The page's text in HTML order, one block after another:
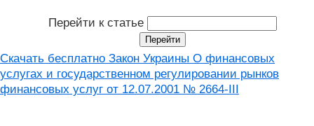
Перейти к статье
Скачать бесплатно Закон Украины О финансовых
услугах и государственном регулировании рынков
финансовых услуг от 12.07.2001 № 2664-III